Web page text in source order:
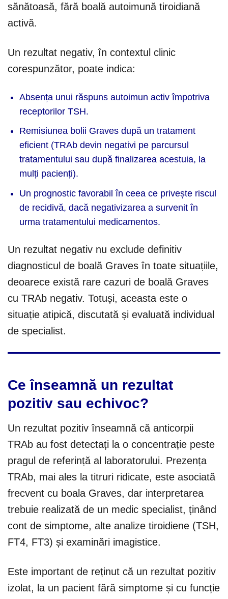
sănătoasă, fără boală autoimună tiroidiană
activă.
Un rezultat negativ, în contextul clinic
corespunzător, poate indica:
Absența unui răspuns autoimun activ împotriva
receptorilor TSH.
Remisiunea bolii Graves după un tratament
eficient (TRAb devin negativi pe parcursul
tratamentului sau după finalizarea acestuia, la
mulți pacienți).
Un prognostic favorabil în ceea ce privește riscul
de recidivă, dacă negativizarea a survenit în
urma tratamentului medicamentos.
Un rezultat negativ nu exclude definitiv
diagnosticul de boală Graves în toate situațiile,
deoarece există rare cazuri de boală Graves
cu TRAb negativ. Totuși, aceasta este o
situație atipică, discutată și evaluată individual
de specialist.
Ce înseamnă un rezultat
pozitiv sau echivoc?
Un rezultat pozitiv înseamnă că anticorpii
TRAb au fost detectați la o concentrație peste
pragul de referință al laboratorului. Prezența
TRAb, mai ales la titruri ridicate, este asociată
frecvent cu boala Graves, dar interpretarea
trebuie realizată de un medic specialist, ținând
cont de simptome, alte analize tiroidiene (TSH,
FT4, FT3) și examinări imagistice.
Este important de reținut că un rezultat pozitiv
izolat, la un pacient fără simptome și cu funcție